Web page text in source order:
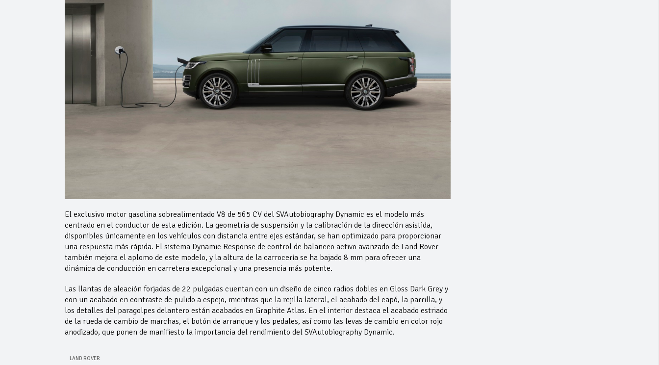
El exclusivo motor gasolina sobrealimentado V8 de 565 CV del SVAutobiography Dynamic es el modelo más
centrado en el conductor de esta edición. La geometría de suspensión y la calibración de la dirección asistida,
disponibles únicamente en los vehículos con distancia entre ejes estándar, se han optimizado para proporcionar
una respuesta más rápida. El sistema Dynamic Response de control de balanceo activo avanzado de Land Rover
también mejora el aplomo de este modelo, y la altura de la carrocería se ha bajado 8 mm para ofrecer una
dinámica de conducción en carretera excepcional y una presencia más potente.
Las llantas de aleación forjadas de 22 pulgadas cuentan con un diseño de cinco radios dobles en Gloss Dark Grey y
con un acabado en contraste de pulido a espejo, mientras que la rejilla lateral, el acabado del capó, la parrilla, y
los detalles del paragolpes delantero están acabados en Graphite Atlas. En el interior destaca el acabado estriado
de la rueda de cambio de marchas, el botón de arranque y los pedales, así como las levas de cambio en color rojo
anodizado, que ponen de manifiesto la importancia del rendimiento del SVAutobiography Dynamic.
LAND ROVER